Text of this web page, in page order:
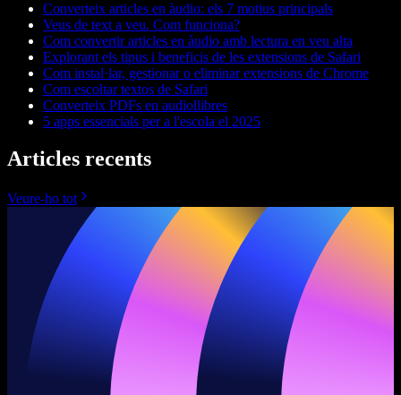
Converteix articles en àudio: els 7 motius principals
Veus de text a veu. Com funciona?
Com convertir articles en àudio amb lectura en veu alta
Explorant els tipus i beneficis de les extensions de Safari
Com instal·lar, gestionar o eliminar extensions de Chrome
Com escoltar textos de Safari
Converteix PDFs en audiollibres
5 apps essencials per a l'escola el 2025
Articles recents
Veure-ho tot